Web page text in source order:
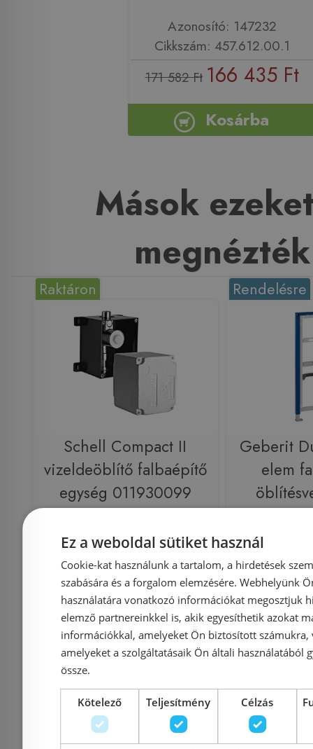
Azonosító: 147232
Cikkszám: 457.612.00.1
171 582 Ft 166 435 Ft
Kosárba
Mások
megnézték
Raktáron
Schell Compact II
vizeldeöblítő falbaépítő
egység 011930099
Azonosító: 129514
Cikkszám: 011930099
21 900 Ft
Rendelésre
Geberit
elem
121 825 Ft
-3%
Rendelésre Rendelésre
Ez a weboldal sütiket használ
Cookie-kat használunk a tartalom, a hirdetések
szabására és a forgalom elemzésére. Webhelyünk
használatára vonatkozó információkat megosztjuk
elemző partnereinkkel is, akik egyesíthetik azokat
információkkal, amelyeket Ön biztosított számukra,
amelyeket a szolgáltatásaik Ön általi használatából
össze.
Kötelező Teljesítmény Célzás